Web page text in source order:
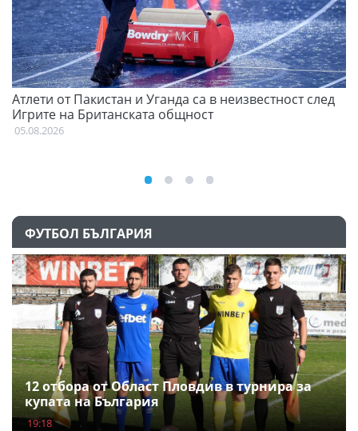
Атлети от Пакистан и Уганда са в неизвестност след
Игрите на Британската общност
05.08.2026
ФУТБОЛ БЪЛГАРИЯ
12 отбора от Област Пловдив в турнира за
купата на България
19:18